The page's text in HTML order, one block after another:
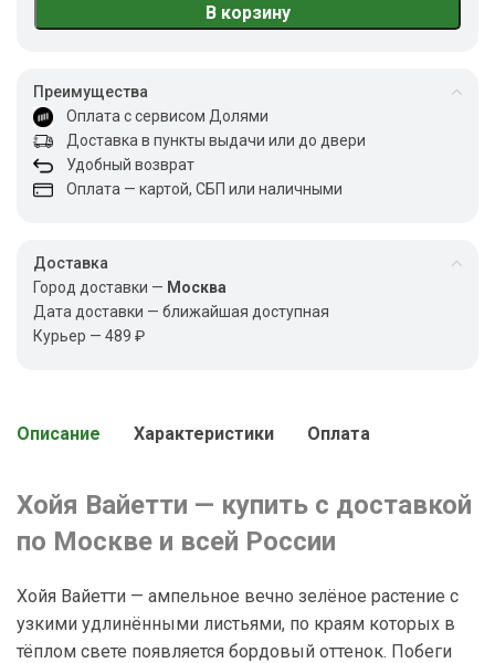
В корзину
Преимущества
Оплата с сервисом Долями
Доставка в пункты выдачи или до двери
Удобный возврат
Оплата — картой, СБП или наличными
Доставка
Город доставки — Москва
Дата доставки — ближайшая доступная
Курьер — 489 ₽
Описание Характеристики Оплата
Хойя Вайетти — купить с доставкой
по Москве и всей России
Хойя Вайетти — ампельное вечно зелёное растение с
узкими удлинёнными листьями, по краям которых в
тёплом свете появляется бордовый оттенок. Побеги